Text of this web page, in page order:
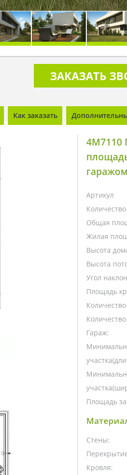
ЗАКАЗАТЬ
Как заказать
4M7110
Артикул
Общая
Жилая
Высота
Высота
Угол
Площадь
Гараж:
Площадь
Стены:
Кровля: